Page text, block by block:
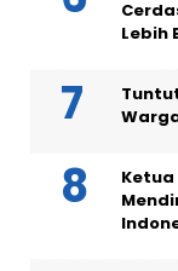
Lebih
Ketua